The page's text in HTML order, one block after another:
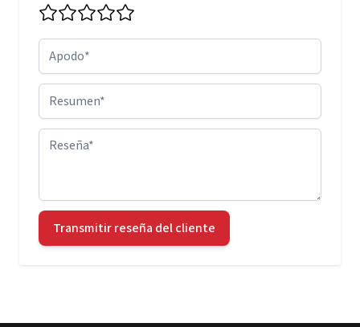
Apodo
Resumen
Reseña
Transmitir reseña del cliente